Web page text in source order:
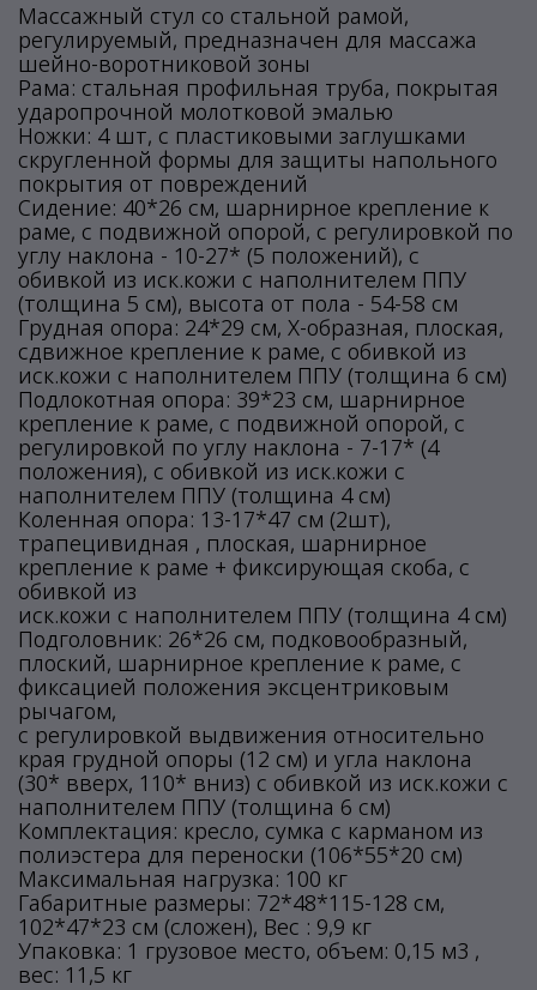
Массажный стул со стальной рамой,
регулируемый, предназначен для массажа
шейно-воротниковой зоны
Рама: стальная профильная труба, покрытая
ударопрочной молотковой эмалью
Ножки: 4 шт, с пластиковыми заглушками
скругленной формы для защиты напольного
покрытия от повреждений
Сидение: 40*26 см, шарнирное крепление к
раме, с подвижной опорой, с регулировкой по
углу наклона - 10-27* (5 положений), с
обивкой из иск.кожи с наполнителем ППУ
(толщина 5 см), высота от пола - 54-58 см
Грудная опора: 24*29 см, Х-образная, плоская,
сдвижное крепление к раме, с обивкой из
иск.кожи с наполнителем ППУ (толщина 6 см)
Подлокотная опора: 39*23 см, шарнирное
крепление к раме, с подвижной опорой, с
регулировкой по углу наклона - 7-17* (4
положения), с обивкой из иск.кожи с
наполнителем ППУ (толщина 4 см)
Коленная опора: 13-17*47 см (2шт),
трапецивидная , плоская, шарнирное
крепление к раме + фиксирующая скоба, с
обивкой из
иск.кожи с наполнителем ППУ (толщина 4 см)
Подголовник: 26*26 см, подковообразный,
плоский, шарнирное крепление к раме, с
фиксацией положения эксцентриковым
рычагом,
с регулировкой выдвижения относительно
края грудной опоры (12 см) и угла наклона
(30* вверх, 110* вниз) с обивкой из иск.кожи с
наполнителем ППУ (толщина 6 см)
Комплектация: кресло, сумка с карманом из
полиэстера для переноски (106*55*20 см)
Максимальная нагрузка: 100 кг
Габаритные размеры: 72*48*115-128 см,
102*47*23 см (сложен), Вес : 9,9 кг
Упаковка: 1 грузовое место, объем: 0,15 м3 ,
вес: 11,5 кг